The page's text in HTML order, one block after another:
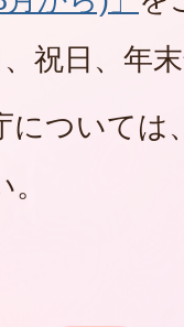
祝日、年
については